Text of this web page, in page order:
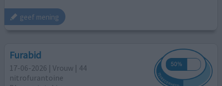
geef mening
Furabid
17-06-2026 | Vrouw | 44
nitrofurantoine